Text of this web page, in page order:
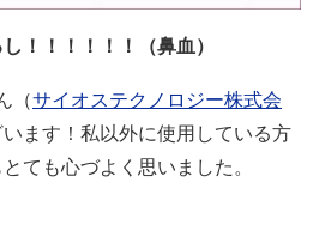
！！！！！！（鼻血）
（サイオステクノロジー株式会
ます！私以外に使用している方
ても心づよく思いました。